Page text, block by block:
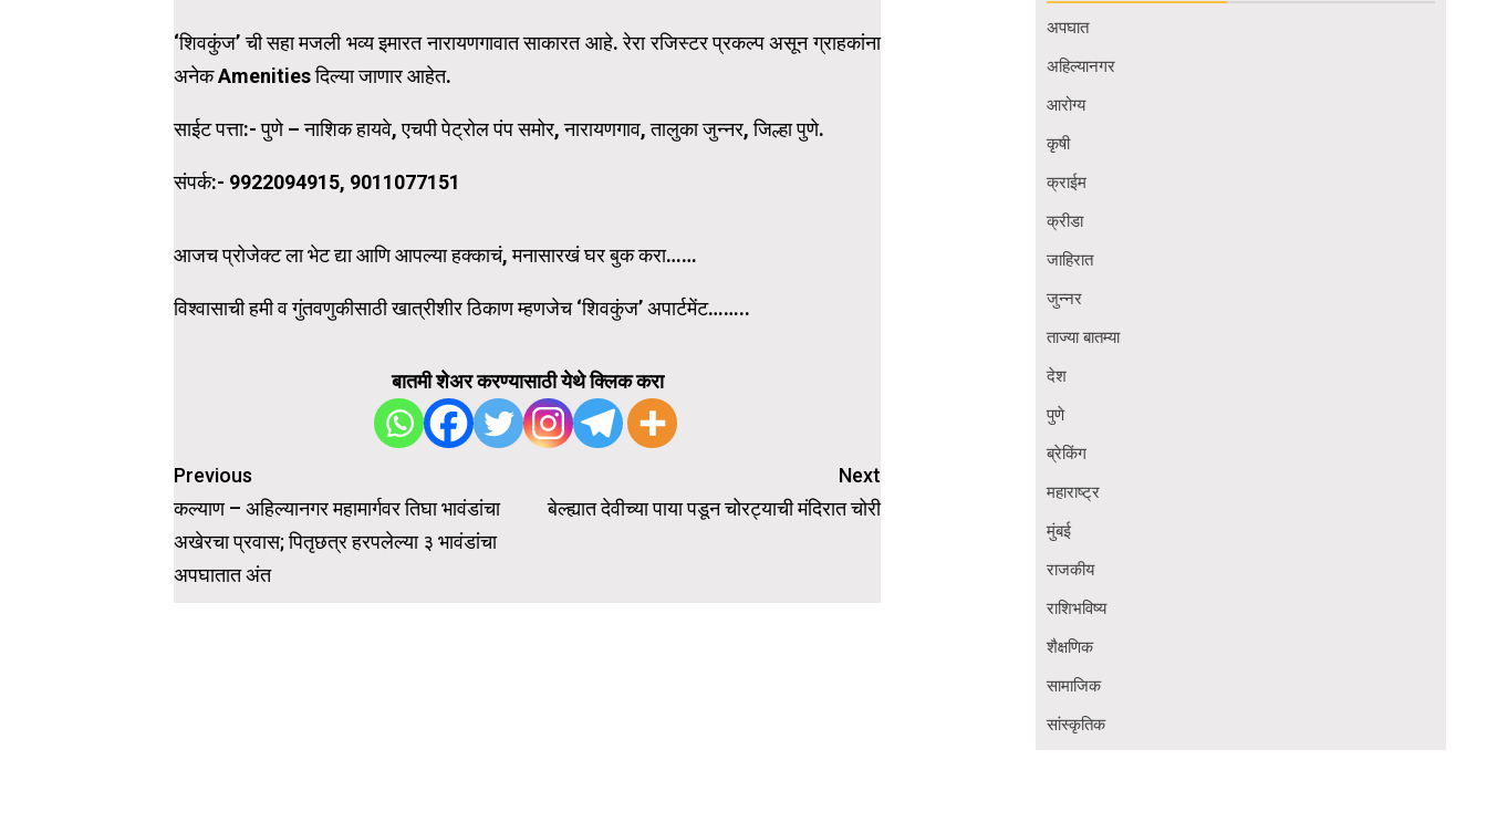
‘शिवकुंज’ ची सहा मजली भव्य इमारत नारायणगावात साकारत आहे. रेरा रजिस्टर प्रकल्प असून ग्राहकांना
अनेक Amenities दिल्या जाणार आहेत.
साईट पत्ता:- पुणे – नाशिक हायवे, एचपी पेट्रोल पंप समोर, नारायणगाव, तालुका जुन्नर, जिल्हा पुणे.
संपर्क:- 9922094915, 9011077151
आजच प्रोजेक्ट ला भेट द्या आणि आपल्या हक्काचं, मनासारखं घर बुक करा……
विश्वासाची हमी व गुंतवणुकीसाठी खात्रीशीर ठिकाण म्हणजेच ‘शिवकुंज’ अपार्टमेंट……..
बातमी शेअर करण्यासाठी येथे क्लिक करा
Post
navigation
Previous
कल्याण – अहिल्यानगर महामार्गवर तिघा भावंडांचा
अखेरचा प्रवास; पितृछत्र हरपलेल्या ३ भावंडांचा
अपघातात अंत
Next
बेल्ह्यात देवीच्या पाया पडून चोरट्याची मंदिरात चोरी
अपघात
अहिल्यानगर
आरोग्य
कृषी
क्राईम
क्रीडा
जाहिरात
जुन्नर
ताज्या बातम्या
देश
पुणे
ब्रेकिंग
महाराष्ट्र
मुंबई
राजकीय
राशिभविष्य
शैक्षणिक
सामाजिक
सांस्कृतिक